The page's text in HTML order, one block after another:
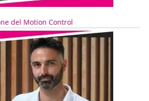
del Motion Control